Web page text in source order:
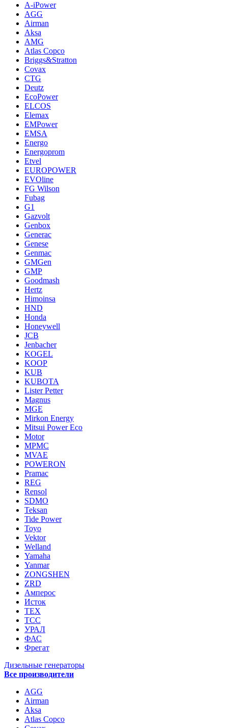
A-iPower
AGG
Airman
Aksa
AMG
Atlas Copco
Briggs&Stratton
Covax
CTG
Deutz
EcoPower
ELCOS
Elemax
EMPower
EMSA
Energo
Energoprom
Etvel
EUROPOWER
EVOline
FG Wilson
Fubag
G1
Gazvolt
Genbox
Generac
Genese
Genmac
GMGen
GMP
Goodmash
Hertz
Himoinsa
HND
Honda
Honeywell
JCB
Jenbacher
KOGEL
KOOP
KUB
KUBOTA
Lister Petter
Magnus
MGE
Mirkon Energy
Mitsui Power Eco
Motor
MPMC
MVAE
POWERON
Pramac
REG
Rensol
SDMO
Teksan
Tide Power
Toyo
Vektor
Welland
Yamaha
Yanmar
ZONGSHEN
ZRD
Амперос
Исток
ТЕХ
ТСС
УРАЛ
ФАС
Фрегат
Дизельные генераторы
Все производители
AGG
Airman
Aksa
Atlas Copco